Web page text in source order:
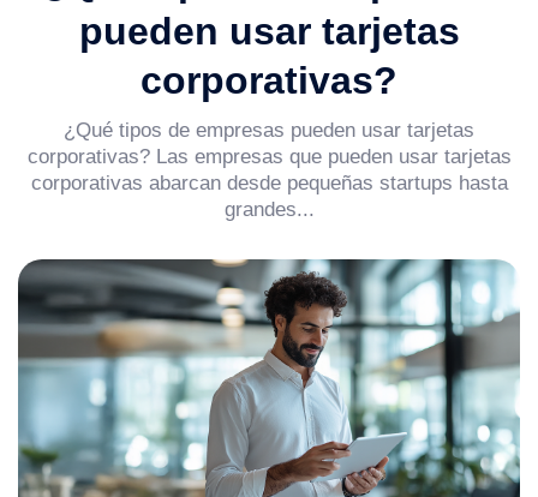
pueden usar tarjetas
corporativas?
¿Qué tipos de empresas pueden usar tarjetas
corporativas? Las empresas que pueden usar tarjetas
corporativas abarcan desde pequeñas startups hasta
grandes...